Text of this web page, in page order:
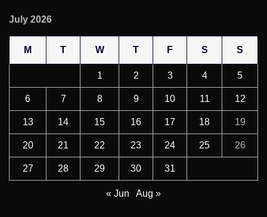
July 2026
M T W T F S S
1 2 3 4 5
6 7 8 9 10 11 12
13 14 15 16 17 18 19
20 21 22 23 24 25 26
27 28 29 30 31
« Jun Aug »